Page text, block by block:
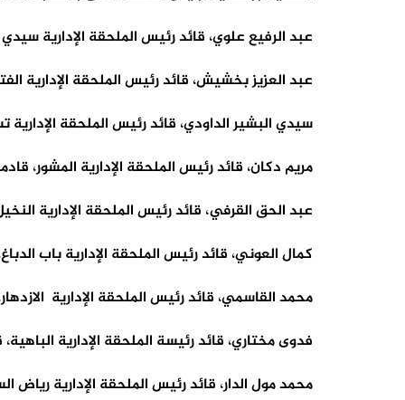
عبد الرفيع علوي، قائد رئيس الملحقة الإدارية
عبد العزيز بخشيش، قائد رئيس الملحقة الإدارية
سيدي البشير الداودي، قائد رئيس الملحقة الإدارية
مريم دكان، قائد رئيس الملحقة الإدارية المشور،
عبد الحق القرفي، قائد رئيس الملحقة الإدارية
كمال العوني، قائد رئيس الملحقة الإدارية باب
محمد القاسمي، قائد رئيس الملحقة الإدارية
فدوى مختاري، قائد رئيسة الملحقة الإدارية الباهية،
محمد مول الدار، قائد رئيس الملحقة الإدارية رياض